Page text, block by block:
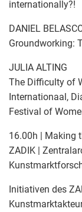
internationally?!
DANIEL
Groundworking:
JULIA ALTING
The Difficulty of
Internationaal,
Festival of
16.00h | Making
ZADIK |
Initiativen des